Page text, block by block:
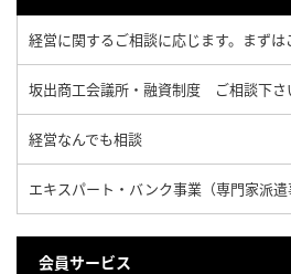
経営に関するご相談に応じます。まずは
坂出商工会議所・融資制度 ご相談下さ
経営なんでも相談
エキスパート・バンク事業（専門家派遣
会員サービス